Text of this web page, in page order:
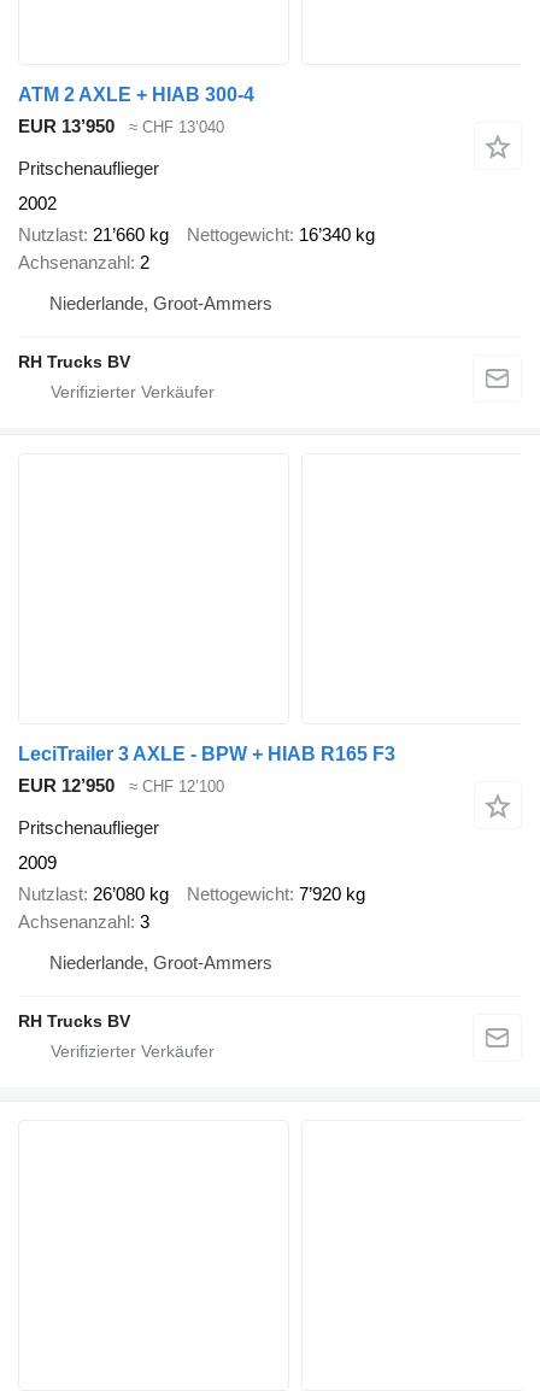
ATM 2 AXLE + HIAB 300-4
EUR 13’950
≈ CHF 13’040
Pritschenauflieger
2002
Nutzlast 21’660 kg Nettogewicht 16’340 kg
Achsenanzahl 2
Niederlande, Groot-Ammers
RH Trucks BV
LeciTrailer 3 AXLE - BPW + HIAB R165 F3
EUR 12’950
≈ CHF 12’100
Pritschenauflieger
2009
Nutzlast 26’080 kg Nettogewicht 7’920 kg
Achsenanzahl 3
Niederlande, Groot-Ammers
RH Trucks BV